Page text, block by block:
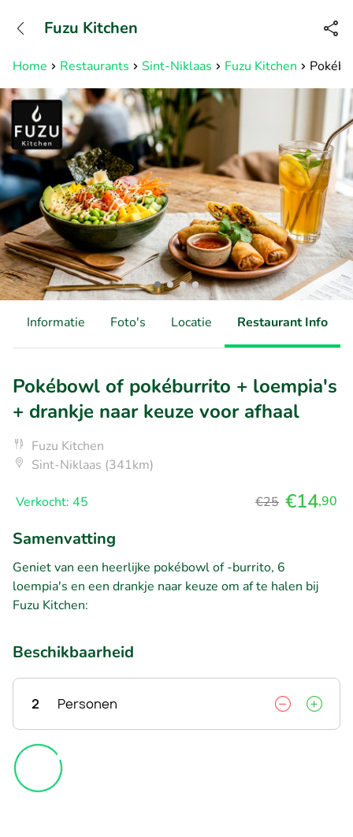
Bereikbaar tot 23:00 uur
Home Restaurants Sint-Niklaas Fuzu Kitchen
Fuzu Kitchen
Informatie Foto's Locatie Restaurant Info
Pokébowl of pokéburrito + loempia's
+ drankje naar keuze voor afhaal
Fuzu Kitchen
Sint-Niklaas (341km)
Verkocht: 45 €25 €14,90
Samenvatting
Geniet van een heerlijke pokébowl of -burrito, 6
loempia's en een drankje naar keuze om af te halen bij
Fuzu Kitchen:
Beschikbaarheid
2 Personen